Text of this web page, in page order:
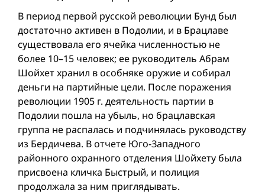
В период первой русской революции Бунд был
достаточно активен в Подолии, и в Брацлаве
существовала его ячейка численностью не
более 10–15 человек; ее руководитель Абрам
Шойхет хранил в особняке оружие и собирал
деньги на партийные цели. После поражения
революции 1905 г. деятельность партии в
Подолии пошла на убыль, но брацлавская
группа не распалась и подчинялась руководству
из Бердичева. В отчете Юго-Западного
районного охранного отделения Шойхету была
присвоена кличка Быстрый, и полиция
продолжала за ним приглядывать.